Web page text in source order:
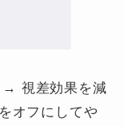
視差効果を減
オフにしてや